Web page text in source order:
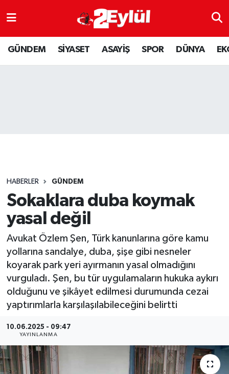
GÜNDEM SİYASET ASAYİŞ SPOR DÜNYA
HABERLER GÜNDEM
Sokaklara duba koymak
yasal değil
Avukat Özlem Şen, Türk kanunlarına göre kamu
yollarına sandalye, duba, şişe gibi nesneler
koyarak park yeri ayırmanın yasal olmadığını
vurguladı. Şen, bu tür uygulamaların hukuka aykırı
olduğunu ve şikâyet edilmesi durumunda cezai
yaptırımlarla karşılaşılabileceğini belirtti
10.06.2025 - 09:47
YAYINLANMA
ASAYİŞ
DÜNYA
SPOR
YAŞAM
Nöbetçi Eczaneler
Hava Durumu
Son Dakika Haberleri
Haber Arşivi